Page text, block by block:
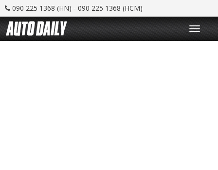
090 225 1368 (HN) - 090 225 1368 (HCM)
T
o
g